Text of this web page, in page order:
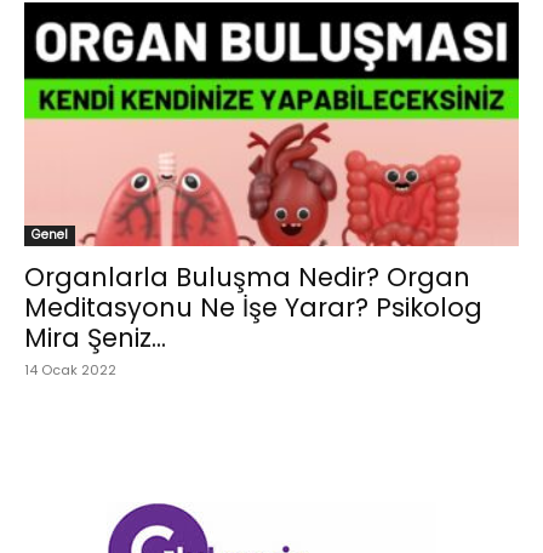
Genel
Organlarla Buluşma Nedir? Organ
Meditasyonu Ne İşe Yarar? Psikolog
Mira Şeniz...
14 Ocak 2022